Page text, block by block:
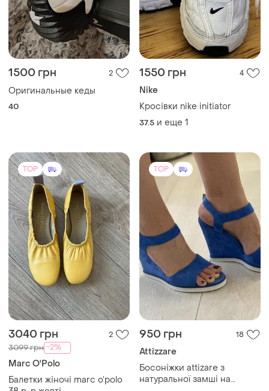
1500 грн 2
Оригинальные кеды
40
1550 грн 4
Nike
Кросівки nike initiator
37.5 и еще 1
TOP
3040 грн 2
3099 грн -2%
Marc O'Polo
Балетки жіночі marc o’polo
TOP
950 грн 18
Attizzare
Босоніжки attizare з
натуральної замші на